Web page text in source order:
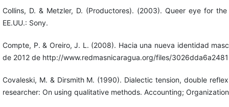
Collins, D. & Metzler, D. (Productores). (2003). Queer eye for
EE.UU.: Sony.
Compte, P. & Oreiro, J. L. (2008). Hacia una nueva identidad
de 2012 de http://www.redmasnicaragua.org/files/
Covaleski, M. & Dirsmith M. (1990). Dialectic tension, double
researcher: On using qualitative methods. Accounting;